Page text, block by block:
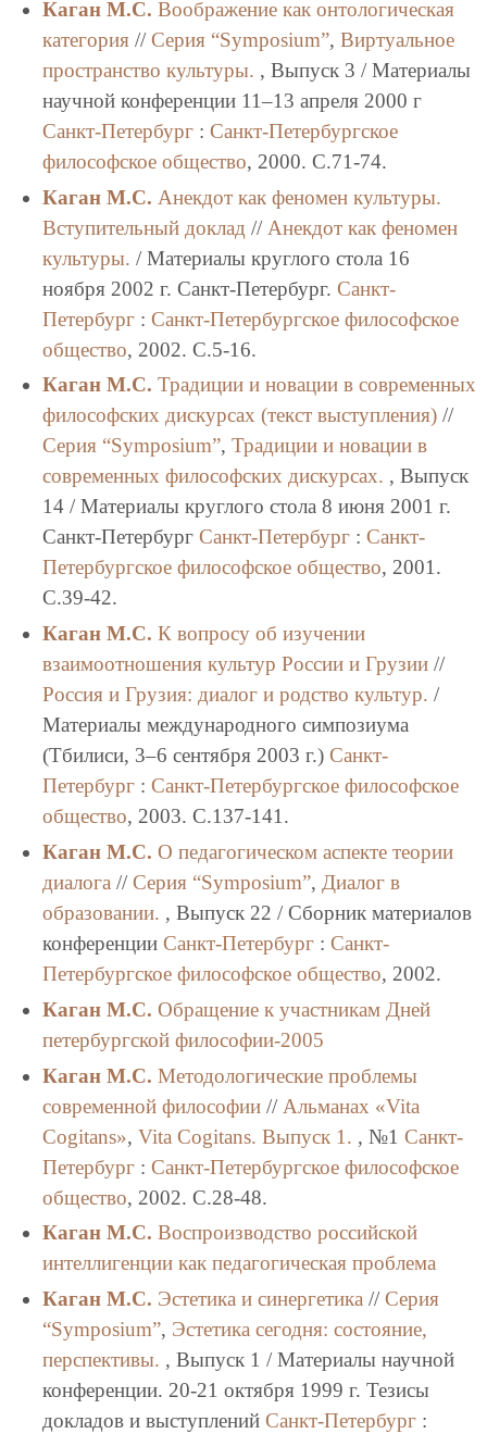
Каган М.С. Воображение как онтологическая
категория// Серия “Symposium”, Виртуальное
пространство культуры. , Выпуск 3 / Материалы
научной конференции 11–13 апреля 2000 г
Санкт-Петербург: Санкт-Петербургское
философское общество, 2000. C.71-74.
Каган М.С. Анекдот как феномен культуры.
Вступительный доклад // Анекдот как феномен
культуры. / Материалы круглого стола 16
ноября 2002 г. Санкт-Петербург. Санкт-
Петербург: Санкт-Петербургское философское
общество, 2002. C.5-16.
Каган М.С. Традиции и новации в современных
философских дискурсах (текст выступления)//
Серия “Symposium”, Традиции и новации в
современных философских дискурсах. , Выпуск
14 / Материалы круглого стола 8 июня 2001 г.
Санкт-Петербург Санкт-Петербург: Санкт-
Петербургское философское общество, 2001.
C.39-42.
Каган М.С. К вопросу об изучении
взаимоотношения культур России и Грузии//
Россия и Грузия: диалог и родство культур. /
Материалы международного симпозиума
(Тбилиси, 3–6 сентября 2003 г.) Санкт-
Петербург: Санкт-Петербургское философское
общество, 2003. C.137-141.
Каган М.С. О педагогическом аспекте теории
диалога // Серия “Symposium”, Диалог в
образовании. , Выпуск 22 / Сборник материалов
конференции Санкт-Петербург: Санкт-
Петербургское философское общество, 2002.
Каган М.С. Обращение к участникам Дней
петербургской философии-2005
Каган М.С. Методологические проблемы
современной философии// Альманах «Vita
Cogitans», Vita Cogitans. Выпуск 1. , №1 Санкт-
Петербург: Санкт-Петербургское философское
общество, 2002. C.28-48.
Каган М.С. Воспроизводство российской
интеллигенции как педагогическая проблема
Каган М.С. Эстетика и синергетика // Серия
“Symposium”, Эстетика сегодня: состояние,
перспективы. , Выпуск 1 / Материалы научной
конференции. 20-21 октября 1999 г. Тезисы
докладов и выступлений Санкт-Петербург: